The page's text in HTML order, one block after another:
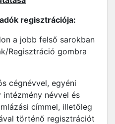
regisztrációja:
a jobb felső sarokban
Regisztráció gombra
cégnévvel, egyéni
névvel és
címmel, illetőleg
történő regisztrációt